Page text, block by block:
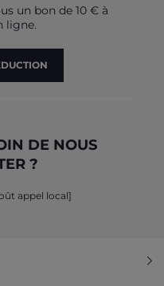
un bon de 10 € à
ligne.
DE NOUS
?
appel local]